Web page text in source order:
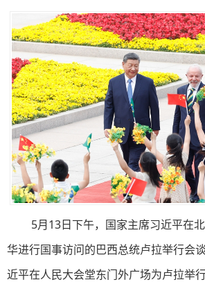
5月13日下午，国家主席习近平在
华进行国事访问的巴西总统卢拉举行会
近平在人民大会堂东门外广场为卢拉举